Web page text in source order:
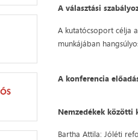
A választási
A kutatócsoport célja
munkájában
A konferencia
Nemzedékek
Bartha Attila: Jóléti